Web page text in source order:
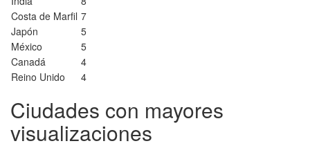
Costa de Marfil 7
Japón
5
México
5
Canadá
4
Reino Unido
4
Ciudades con mayores
visualizaciones